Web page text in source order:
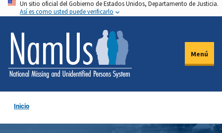
Pasar
al
contenido
principal
Un sitio oficial del Gobierno de Estados Unidos, Departamento de Justicia.
Así es como usted puede verificarlo
Menú
Inicio